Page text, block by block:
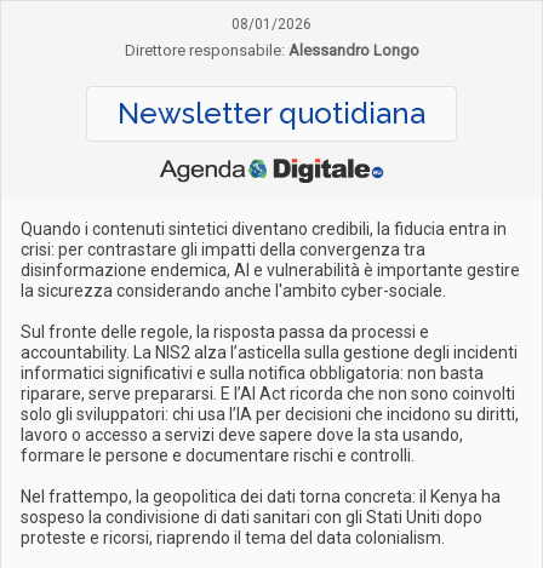
08/01/2026
Direttore responsabile: Alessandro Longo
Newsletter quotidiana
Quando i contenuti sintetici diventano credibili, la fiducia entra in
crisi: per contrastare gli impatti della convergenza tra
disinformazione endemica, AI e vulnerabilità è importante gestire
la sicurezza considerando anche l'ambito cyber-sociale.
Sul fronte delle regole, la risposta passa da processi e
accountability. La NIS2 alza l’asticella sulla gestione degli incidenti
informatici significativi e sulla notifica obbligatoria: non basta
riparare, serve prepararsi. E l’AI Act ricorda che non sono coinvolti
solo gli sviluppatori: chi usa l’IA per decisioni che incidono su diritti,
lavoro o accesso a servizi deve sapere dove la sta usando,
formare le persone e documentare rischi e controlli.
Nel frattempo, la geopolitica dei dati torna concreta: il Kenya ha
sospeso la condivisione di dati sanitari con gli Stati Uniti dopo
proteste e ricorsi, riaprendo il tema del data colonialism.